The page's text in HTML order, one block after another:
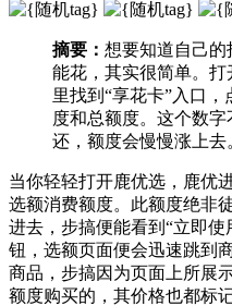
摘要： 想要知道自己
能花，其实很简单。打
里找到“享花卡”入口
度和总额度。这个数
还，额度会慢慢涨上去
当你轻轻打开鹿优选，鹿优
选额消费额度。此额度绝非
进去，步搞便能看到“立即
钮，选额页面便会迅速跳到
商品，步搞因为页面上所展
额度购买的，其价格也都标